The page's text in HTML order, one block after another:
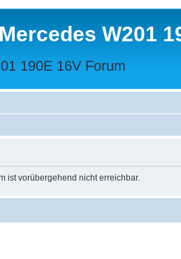
Mercedes W201
190E 16V Forum
ist vorübergehend nicht erreichbar.